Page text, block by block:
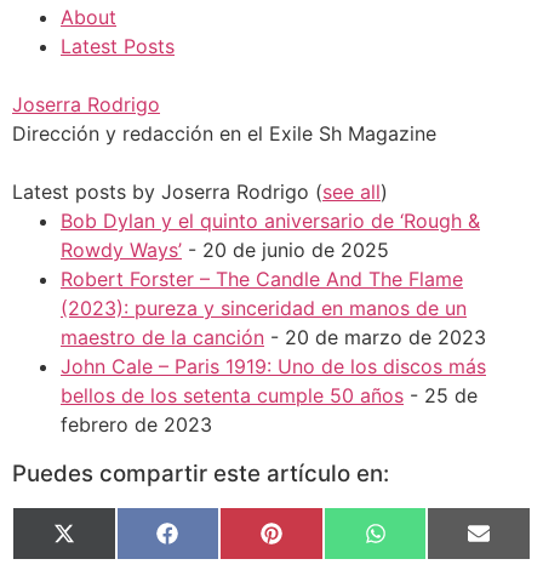
About
Latest Posts
Joserra Rodrigo
Dirección y redacción en el Exile Sh Magazine
Latest posts by Joserra Rodrigo (see all)
Bob Dylan y el quinto aniversario de ‘Rough &
Rowdy Ways’ - 20 de junio de 2025
Robert Forster – The Candle And The Flame
(2023): pureza y sinceridad en manos de un
maestro de la canción - 20 de marzo de 2023
John Cale – Paris 1919: Uno de los discos más
bellos de los setenta cumple 50 años - 25 de
febrero de 2023
Puedes compartir este artículo en:
X
(Twitter)
Facebook Pinterest WhatsApp Email